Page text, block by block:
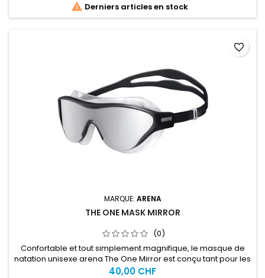
 Derniers articles en stock
MARQUE: ARENA
THE ONE MASK MIRROR
(0)
Confortable et tout simplement magnifique, le masque de
natation unisexe arena The One Mirror est conçu tant pour les
nageurs de loisir que les nageurs réguliers.
40,00 CHF
favorite_border